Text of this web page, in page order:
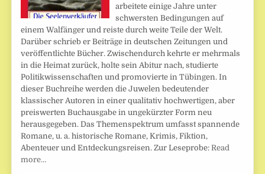
arbeitete einige Jahre unter
schwersten Bedingungen auf
einem Walfänger und reiste durch weite Teile der Welt.
Darüber schrieb er Beiträge in deutschen Zeitungen und
veröffentlichte Bücher. Zwischendurch kehrte er mehrmals
in die Heimat zurück, holte sein Abitur nach, studierte
Politikwissenschaften und promovierte in Tübingen. In
dieser Buchreihe werden die Juwelen bedeutender
klassischer Autoren in einer qualitativ hochwertigen, aber
preiswerten Buchausgabe in ungekürzter Form neu
herausgegeben. Das Themenspektrum umfasst spannende
Romane, u. a. historische Romane, Krimis, Fiktion,
Abenteuer und Entdeckungsreisen. Zur Leseprobe:Read
more…